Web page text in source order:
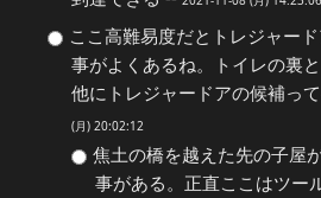
ここ高難易度だとトレジャー
事がよくあるね。トイレの裏
他にトレジャードアの候補っ
(月) 20:02:12
焦土の橋を越えた先の子屋
事がある。正直ここはツー